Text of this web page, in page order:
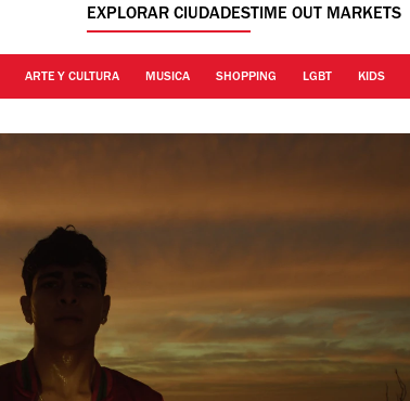
EXPLORAR CIUDADESTIME OUT MARKETS
ARTE Y CULTURA MUSICA SHOPPING LGBT KIDS